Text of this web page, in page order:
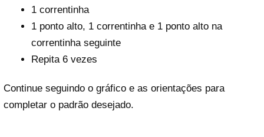
1 correntinha
1 ponto alto, 1 correntinha e 1 ponto alto na
correntinha seguinte
Repita 6 vezes
Continue seguindo o gráfico e as orientações para
completar o padrão desejado.